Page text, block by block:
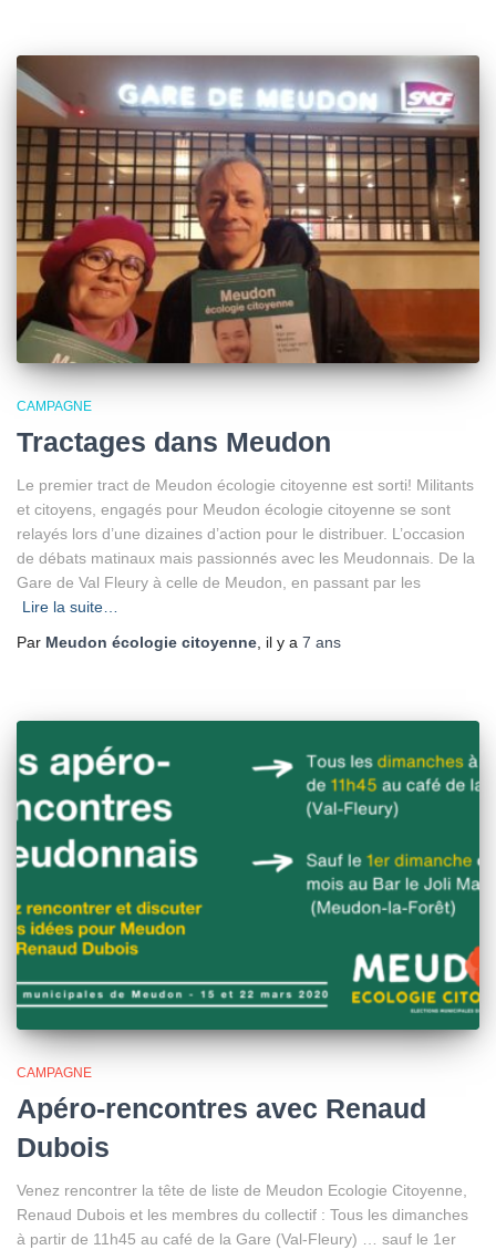
CAMPAGNE
Tractages dans Meudon
Le premier tract de Meudon écologie citoyenne est sorti! Militants
et citoyens, engagés pour Meudon écologie citoyenne se sont
relayés lors d’une dizaines d’action pour le distribuer. L’occasion
de débats matinaux mais passionnés avec les Meudonnais. De la
Gare de Val Fleury à celle de Meudon, en passant par les
Lire la suite…
Par Meudon écologie citoyenne, il y a 7 ans
CAMPAGNE
Apéro-rencontres avec Renaud
Dubois
Venez rencontrer la tête de liste de Meudon Ecologie Citoyenne,
Renaud Dubois et les membres du collectif : Tous les dimanches
à partir de 11h45 au café de la Gare (Val-Fleury) … sauf le 1er